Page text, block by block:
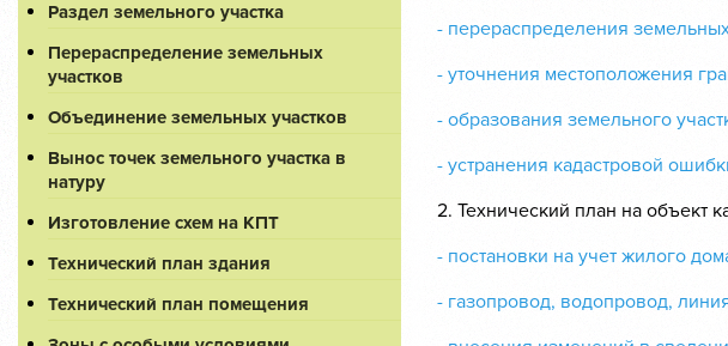
- перераспределения
- уточнения местоположения
- образования земельного
- устранения кадастровой
2. Технический план на объект
- постановки на учет жилого
- газопровод, водопровод,
Раздел земельного участка
Перераспределение земельных
участков
Объединение земельных участков
Вынос точек земельного участка в
натуру
Изготовление схем на КПТ
Технический план здания
Технический план помещения